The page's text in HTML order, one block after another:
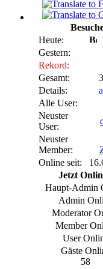
Heute:
Gestern:
Rekord:
Gesamt:
Details:
Alle User:
Neuster
User:
Neuster
Member:
Online seit:
Jetzt
Haupt-Admin
Admin
Moderator
Member
User
Gäste
58